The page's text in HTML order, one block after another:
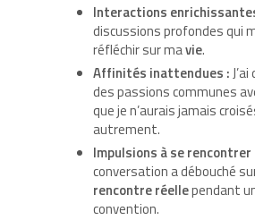
Interactions
discussions profondes qui
réfléchir sur mavie.
Affinités inattendues :
des passions communes
que je n’aurais jamais
autrement.
Impulsions à se rencontrer
conversation a débouché
rencontre réellependant
convention.